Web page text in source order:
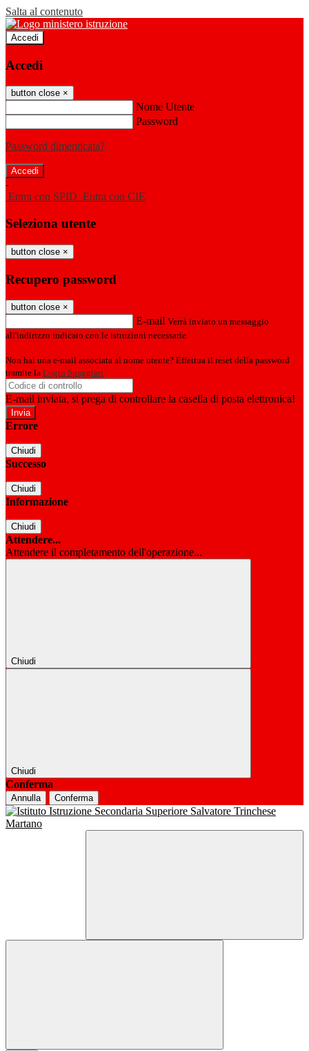
Salta al contenuto
Accedi
Accedi
button close ×
Nome Utente
Password
Password dimenticata?
-
Entra con SPID Entra con CIE
Seleziona utente
button close ×
Recupero password
button close ×
E-mail Verrà inviato un messaggio
all'indirizzo indicato con le istruzioni necessarie.
Non hai una e-mail associata al nome utente? Effettua il reset della password
tramite la Login Spaggiari
E-mail inviata, si prega di controllare la casella di posta elettronica!
Errore
Chiudi
Successo
Chiudi
Informazione
Chiudi
Attendere...
Attendere il completamento dell'operazione...
Chiudi
Chiudi
Conferma
Annulla Conferma